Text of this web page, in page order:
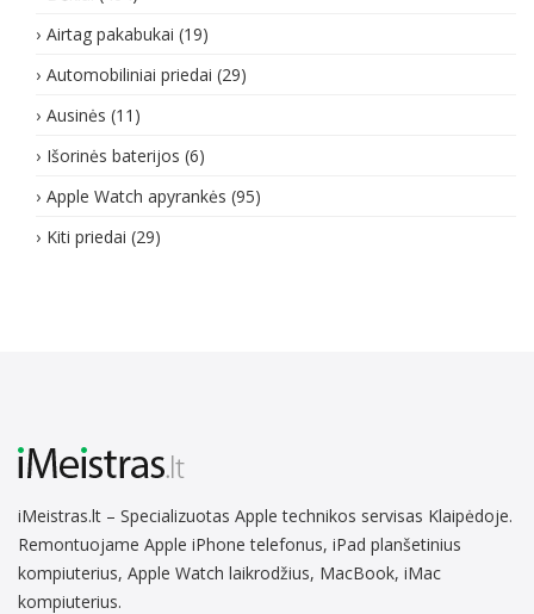
Airtag pakabukai (19)
Automobiliniai priedai (29)
Ausinės (11)
Išorinės baterijos (6)
Apple Watch apyrankės (95)
Kiti priedai (29)
iMeistras.lt – Specializuotas Apple technikos servisas Klaipėdoje.
Remontuojame Apple iPhone telefonus, iPad planšetinius
kompiuterius, Apple Watch laikrodžius, MacBook, iMac
kompiuterius.